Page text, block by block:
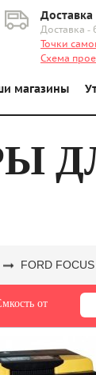
Доставка -
Точки
Схема
магазины
FORD FOCUS
от